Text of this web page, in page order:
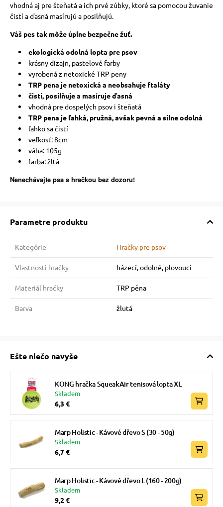
vhodná aj pre šteňatá a ich prvé zúbky, ktoré sa pomocou žuvanie
čistí a ďasná masírujú a posilňujú.
Váš pes tak môže úplne bezpečne žuť.
ekologická odolná lopta pre psov
krásny dizajn, pastelové farby
vyrobená z netoxické TRP peny
TRP pena je netoxická a neobsahuje ftaláty
čistí, posilňuje a masíruje ďasná
vhodná pre dospelých psov i šteňatá
TRP pena je ľahká, pružná, avšak pevná a silne odolná
ľahko sa čistí
veľkosť: 8cm
váha: 105g
farba: žltá
Nenechávajte psa s hračkou bez dozoru!
Parametre produktu
Kategórie Hračky pre psov
Vlastnosti hračky házecí, odolné, plovoucí
Materiál hračky TRP pěna
Barva žlutá
Ešte niečo navyše
KONG hračka SqueakAir tenisová lopta XL
Skladem
6,3 €
Marp Holistic - Kávové dřevo S (30 - 50g)
Skladem
6,7 €
Marp Holistic - Kávové dřevo L (160 - 200g)
Skladem
9,2 €